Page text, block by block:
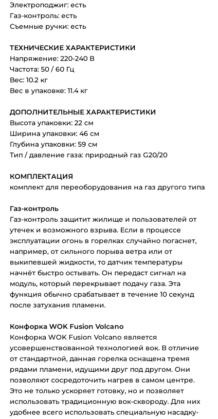
Электроподжиг: есть
Газ-контроль: есть
Съемные ручки: есть
ТЕХНИЧЕСКИЕ ХАРАКТЕРИСТИКИ
Напряжение: 220-240 В
Частота: 50 / 60 Гц
Вес: 10.2 кг
Вес в упаковке: 11.4 кг
ДОПОЛНИТЕЛЬНЫЕ ХАРАКТЕРИСТИКИ
Высота упаковки: 22 см
Ширина упаковки: 46 см
Глубина упаковки: 59 см
Тип / давление газа: природный газ G20/20
КОМПЛЕКТАЦИЯ
комплект для переоборудования на газ другого типа
Газ-контроль
Газ-контроль защитит жилище и пользователей от
утечек и возможного взрыва. Если в процессе
эксплуатации огонь в горелках случайно погаснет,
например, от сильного порыва ветра или от
выкипевшей жидкости, то датчик температуры
начнёт быстро остывать. Он передаст сигнал на
модуль, который перекрывает подачу газа. Эта
функция обычно срабатывает в течение 10 секунд
после затухания пламени.
Конфорка WOK Fusion Volcano
Конфорка WOK Fusion Volcano является
усовершенствованной технологией вок. В отличие
от стандартной, данная горелка оснащена тремя
рядами пламени, идущими друг под другом. Они
позволяют сосредоточить нагрев в самом центре.
Это не только ускоряет готовку, но и позволяет
использовать традиционную вок-сквороду. Для них
удобнее всего использовать специальную насадку-